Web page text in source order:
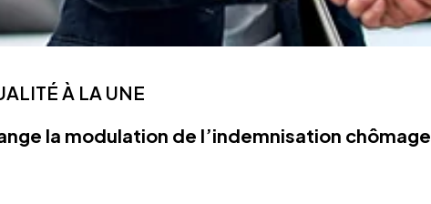
À LA UNE
la modulation de l’indemnisation chômage